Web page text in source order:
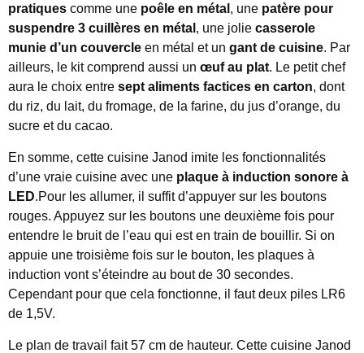
pratiques comme une poêle en métal , une patère pour
suspendre 3 cuillères en métal , une jolie casserole
munie d’un couvercle en métal et un gant de cuisine. Par
ailleurs, le kit comprend aussi un œuf au plat. Le petit chef
aura le choix entre sept aliments factices en carton, dont
du riz, du lait, du fromage, de la farine, du jus d’orange, du
sucre et du cacao.
En somme, cette cuisine Janod imite les fonctionnalités
d’une vraie cuisine avec une plaque à induction sonore à
LED.Pour les allumer, il suffit d’appuyer sur les boutons
rouges. Appuyez sur les boutons une deuxième fois pour
entendre le bruit de l’eau qui est en train de bouillir. Si on
appuie une troisième fois sur le bouton, les plaques à
induction vont s’éteindre au bout de 30 secondes.
Cependant pour que cela fonctionne, il faut deux piles LR6
de 1,5V.
Le plan de travail fait 57 cm de hauteur. Cette cuisine Janod